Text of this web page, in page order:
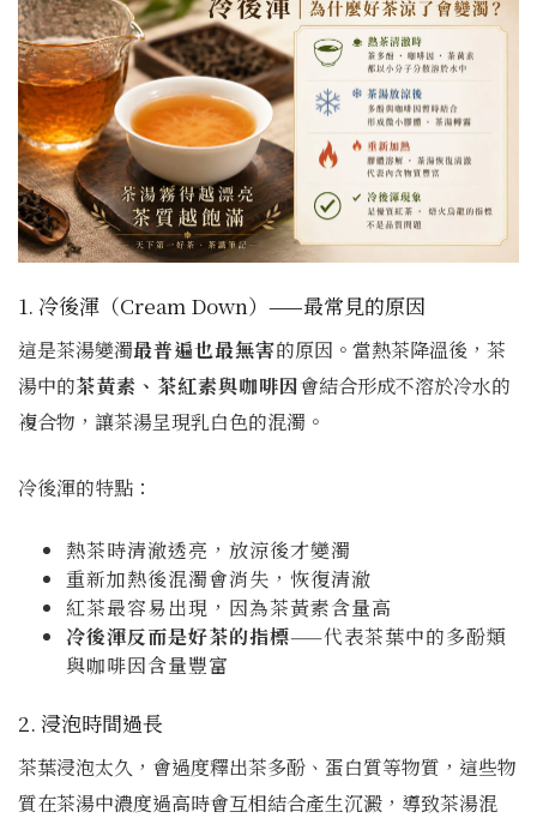
1. 冷後渾（Cream Down）——最常見的原因
這是茶湯變濁最普遍也最無害的原因。當熱茶降溫後，茶
湯中的茶黃素、茶紅素與咖啡因會結合形成不溶於冷水的
複合物，讓茶湯呈現乳白色的混濁。
冷後渾的特點：
熱茶時清澈透亮，放涼後才變濁
重新加熱後混濁會消失，恢復清澈
紅茶最容易出現，因為茶黃素含量高
冷後渾反而是好茶的指標——代表茶葉中的多酚類
與咖啡因含量豐富
2. 浸泡時間過長
茶葉浸泡太久，會過度釋出茶多酚、蛋白質等物質，這些物
質在茶湯中濃度過高時會互相結合產生沉澱，導致茶湯混